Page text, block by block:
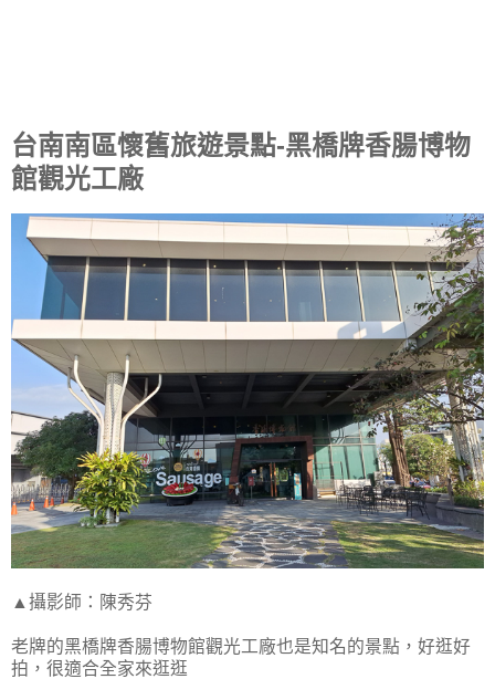
台南南區懷舊旅遊景點-黑橋牌香腸博物
館觀光工廠
▲攝影師：陳秀芬
老牌的黑橋牌香腸博物館觀光工廠也是知名的景點，好逛好
拍，很適合全家來逛逛